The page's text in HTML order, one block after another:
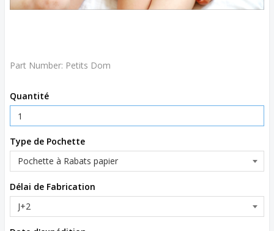
Part Number: Petits Dom
Quantité
Type de Pochette
Délai de Fabrication